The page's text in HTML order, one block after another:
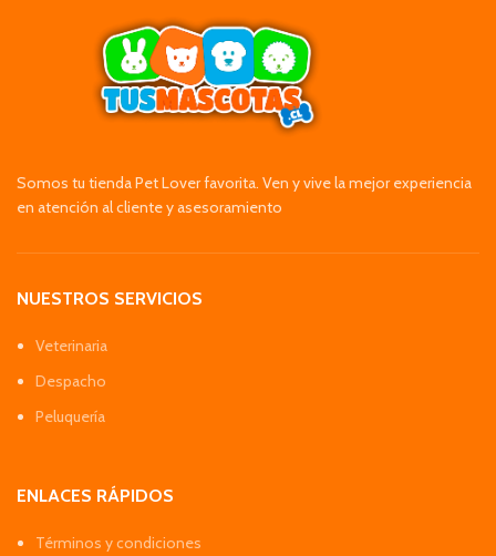
Somos tu tienda Pet Lover favorita. Ven y vive la mejor experiencia
en atención al cliente y asesoramiento
NUESTROS SERVICIOS
Veterinaria
Despacho
Peluquería
ENLACES RÁPIDOS
Términos y condiciones